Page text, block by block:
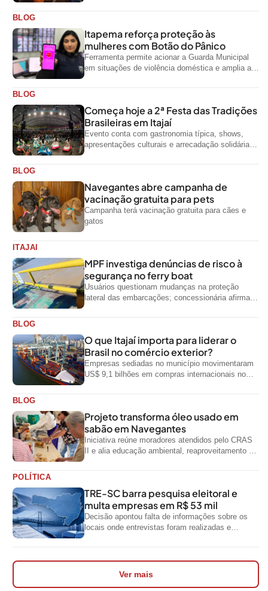
BLOG
Itapema reforça proteção às
mulheres com Botão do Pânico
Ferramenta permite acionar a Guarda Municipal
em situações de violência doméstica e amplia a
BLOG
Começa hoje a 2ª Festa das Tradições
Brasileiras em Itajaí
Evento conta com gastronomia típica, shows,
apresentações culturais e arrecadação solidária
BLOG
Navegantes abre campanha de
vacinação gratuita para pets
Campanha terá vacinação gratuita para cães e
gatos
ITAJAI
MPF investiga denúncias de risco à
segurança no ferry boat
Usuários questionam mudanças na proteção
lateral das embarcações; concessionária afirma
BLOG
O que Itajaí importa para liderar o
Brasil no comércio exterior?
Empresas sediadas no município movimentaram
US$ 9,1 bilhões em compras internacionais no
BLOG
Projeto transforma óleo usado em
sabão em Navegantes
Iniciativa reúne moradores atendidos pelo CRAS
II e alia educação ambiental, reaproveitamento de
POLÍTICA
TRE-SC barra pesquisa eleitoral e
multa empresas em R$ 53 mil
Decisão apontou falta de informações sobre os
locais onde entrevistas foram realizadas e
Ver mais